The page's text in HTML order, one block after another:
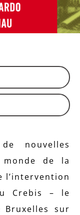
nouvelles
de la
l’intervention
Crebis – le
Bruxelles sur